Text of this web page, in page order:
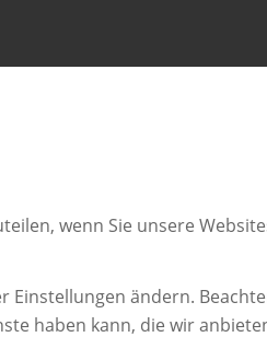
wenn Sie unsere
ändern.
haben kann, die wir